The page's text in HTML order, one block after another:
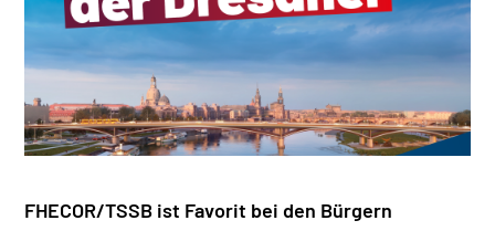
FHECOR/TSSB ist Favorit bei den Bürgern